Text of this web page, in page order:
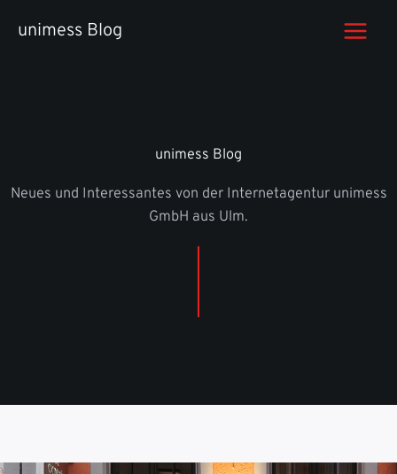
Inhaltunimess Blog
unimess Blog
Neues und Interessantes von der Internetagentur unimess
GmbH aus Ulm.